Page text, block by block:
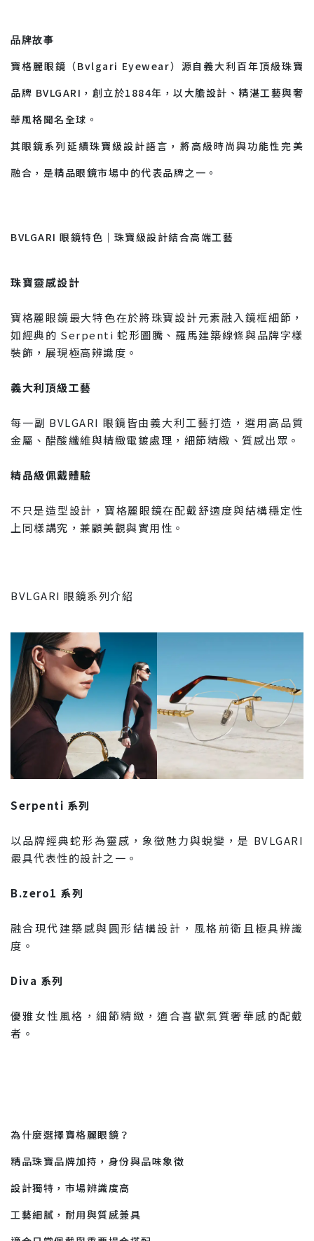
品牌故事
寶格麗眼鏡（Bvlgari Eyewear）源自義大利百年頂級珠寶
品牌 BVLGARI，創立於1884年，以大膽設計、精湛工藝與奢
華風格聞名全球。
其眼鏡系列延續珠寶級設計語言，將高級時尚與功能性完美
融合，是精品眼鏡市場中的代表品牌之一。
BVLGARI 眼鏡特色｜珠寶級設計結合高端工藝
珠寶靈感設計
寶格麗眼鏡最大特色在於將珠寶設計元素融入鏡框細節，
如經典的 Serpenti 蛇形圖騰、羅馬建築線條與品牌字樣
裝飾，展現極高辨識度。
義大利頂級工藝
每一副 BVLGARI 眼鏡皆由義大利工藝打造，選用高品質
金屬、醋酸纖維與精緻電鍍處理，細節精緻、質感出眾。
精品級佩戴體驗
不只是造型設計，寶格麗眼鏡在配戴舒適度與結構穩定性
上同樣講究，兼顧美觀與實用性。
BVLGARI 眼鏡系列介紹
Serpenti 系列
以品牌經典蛇形為靈感，象徵魅力與蛻變，是 BVLGARI
最具代表性的設計之一。
B.zero1 系列
融合現代建築感與圓形結構設計，風格前衛且極具辨識
度。
Diva 系列
優雅女性風格，細節精緻，適合喜歡氣質奢華感的配戴
者。
為什麼選擇寶格麗眼鏡？
精品珠寶品牌加持，身份與品味象徵
設計獨特，市場辨識度高
工藝細膩，耐用與質感兼具